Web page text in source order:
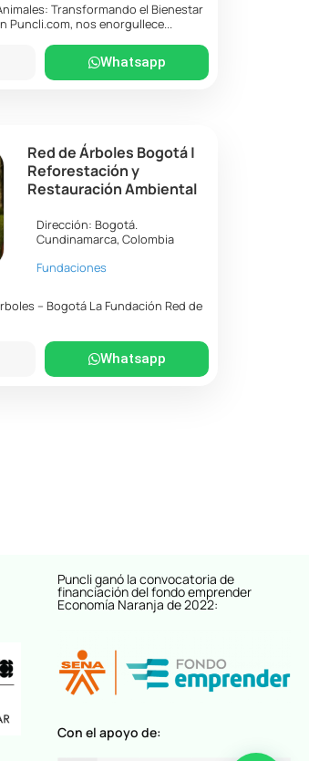
Transformando el Bienestar
Puncli.com, nos enorgullece...
Whatsapp
Red de Árboles Bogotá |
Reforestación y
Restauración Ambiental
Dirección: Bogotá.
Cundinamarca,Colombia
Fundaciones
– Bogotá La Fundación Red de
Whatsapp
Puncli ganó la convocatoria de
financiación del fondo emprender
Economía Naranja de 2022:
Con el apoyo de: